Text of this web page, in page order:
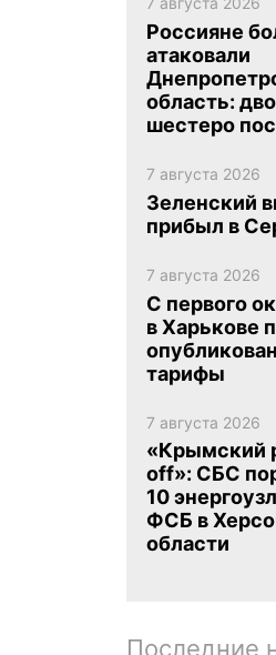
en
Россияне
атаковали
область:
шестеро
7 августа 2026
Зеленский
прибыл в
7 августа 2026
С первого
в Харькове
тарифы
7 августа 2026
«Крымский
off»: СБС
10
ФСБ в
области
Последние